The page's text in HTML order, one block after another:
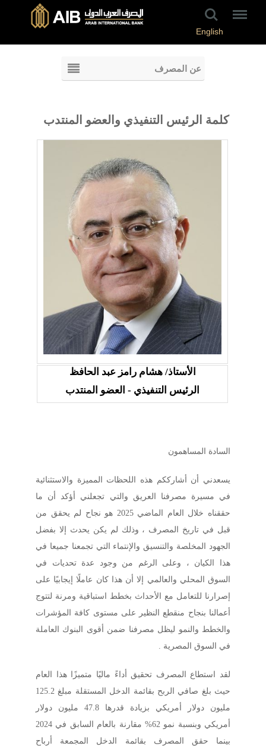
English
عن المصرف
كلمة الرئيس التنفيذي والعضو المنتدب
الأستاذ/ هشام رامز عبد الحافظ
الرئيس التنفيذي - العضو المنتدب
السادة المساهمون
يسعدني أن أشارككم هذه اللحظات المميزة والاستثنائية
في مسيرة مصرفنا العريق والتي تجعلني أؤكد أن ما
حققناه خلال العام الماضي 2025 هو نجاح لم يحقق من
قبل في تاريخ المصرف ، وذلك لم يكن يحدث إلا بفضل
الجهود المخلصة والتنسيق والإنتماء التي تجمعنا جميعا في
هذا الكيان ، وعلى الرغم من وجود عدة تحديات في
السوق المحلي والعالمي إلا أن هذا كان عاملًا إيجابيًا على
إصرارنا للتعامل مع الأحداث بخطط استباقية ومرنة لتتوج
أعمالنا بنجاح منقطع النظير على مستوى كافة المؤشرات
والخطط والنمو ليظل مصرفنا ضمن أقوى البنوك العاملة
في السوق المصرية .
لقد استطاع المصرف تحقيق أداءً ماليًا متميزًا هذا العام
حيث بلغ صافي الربح بقائمة الدخل المستقلة مبلغ 125.2
مليون دولار أمريكي بزيادة قدرها 47.8 مليون دولار
أمريكي وبنسبة نمو 62% مقارنة بالعام السابق في 2024
بينما حقق المصرف بقائمة الدخل المجمعة أرباح